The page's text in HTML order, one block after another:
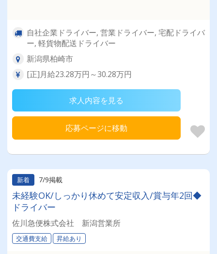
自社企業ドライバー, 営業ドライバー, 宅配ドライバ
ー, 軽貨物配送ドライバー
新潟県柏崎市
[正]月給23.28万円～30.28万円
求人内容を見る
応募ページに移動
新着 7/9掲載
未経験OK/しっかり休めて安定収入/賞与年2回◆
ドライバー
佐川急便株式会社 新潟営業所
交通費支給 昇給あり